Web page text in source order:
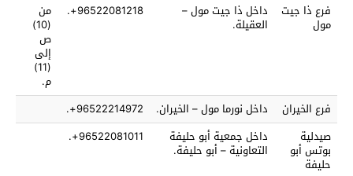
فرع ذا جيت
مول
داخل ذا جيت مول –
العقيلة.
96522081218+. من
(10)
ص
إلى
(11)
م.
فرع الخيران
داخل نورما مول – الخيران.
96522214972+.
صيدلية
بوتس أبو
حليفة
داخل جمعية أبو حليفة
التعاونية – أبو حليفة.
96522081011+.